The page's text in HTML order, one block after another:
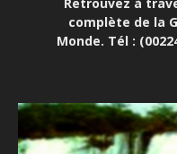
Retrouvez à
complète de la
Monde. Tél :